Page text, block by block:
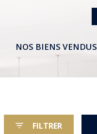
NOS BIENS VENDUS
FILTRER